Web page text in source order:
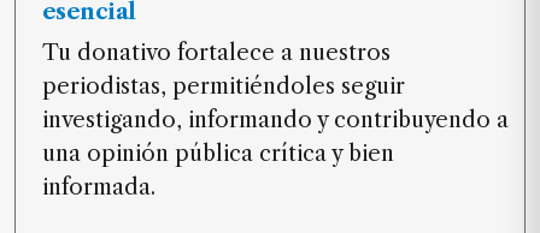
esencial
Tu donativo fortalece a nuestros
periodistas, permitiéndoles seguir
investigando, informando y contribuyendo a
una opinión pública crítica y bien
informada.